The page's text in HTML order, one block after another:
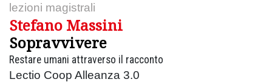
lezioni magistrali
Stefano Massini
Sopravvivere
Restare umani attraverso il racconto
Lectio Coop Alleanza 3.0